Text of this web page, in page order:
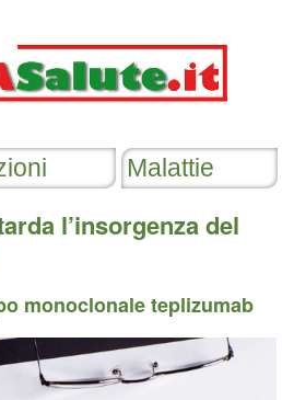
l’insorgenza del
monoclonale teplizumab